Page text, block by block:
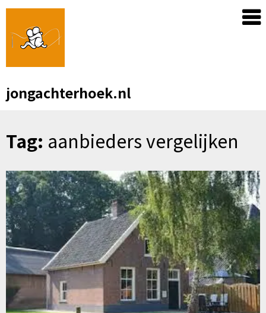
Skip
content
jongachterhoek.nl
Tag: aanbieders vergelijken